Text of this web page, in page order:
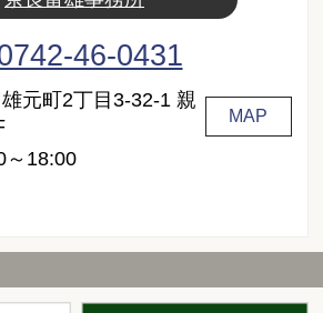
46-0431
元町2丁目3-32-1 親
MAP
～18:00